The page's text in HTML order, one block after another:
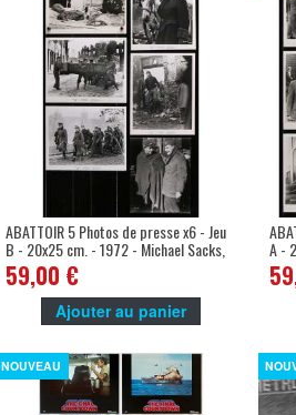
ABATTOIR 5 Photos de presse x6 - Jeu
B - 20x25 cm. - 1972 - Michael Sacks,
George Roy Hill
59,00 €
Ajouter au panier
A -
NOUVEAU